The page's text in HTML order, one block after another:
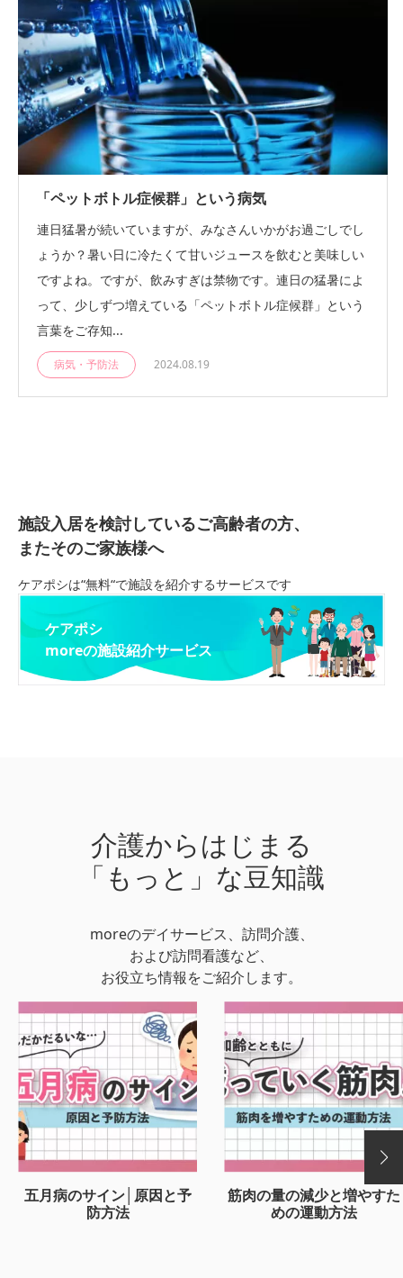
「ペットボトル症候群」という病気
連日猛暑が続いていますが、みなさんいかがお過ごしでし
ょうか？暑い日に冷たくて甘いジュースを飲むと美味しい
ですよね。ですが、飲みすぎは禁物です。連日の猛暑によ
って、少しずつ増えている「ペットボトル症候群」という
言葉をご存知...
病気・予防法 2024.08.19
施設入居を検討しているご高齢者の方、
またそのご家族様へ
ケアポシは“無料“で施設を紹介するサービスです
ケアポシ
moreの施設紹介サービス
介護からはじまる
「もっと」な豆知識
moreのデイサービス、訪問介護、
および訪問看護など、
お役立ち情報をご紹介します。
五月病のサイン│原因と予
防方法
筋肉の量の減少と増やすた
めの運動方法